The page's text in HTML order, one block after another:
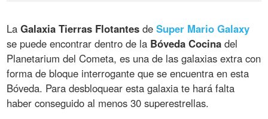
LaGalaxia Tierras Flotantes deSuper Mario Galaxy
se puede encontrar dentro de la Bóveda Cocina del
Planetarium del Cometa, es una de las galaxias extra con
forma de bloque interrogante que se encuentra en esta
Bóveda. Para desbloquear esta galaxia te hará falta
haber conseguido al menos 30 superestrellas.